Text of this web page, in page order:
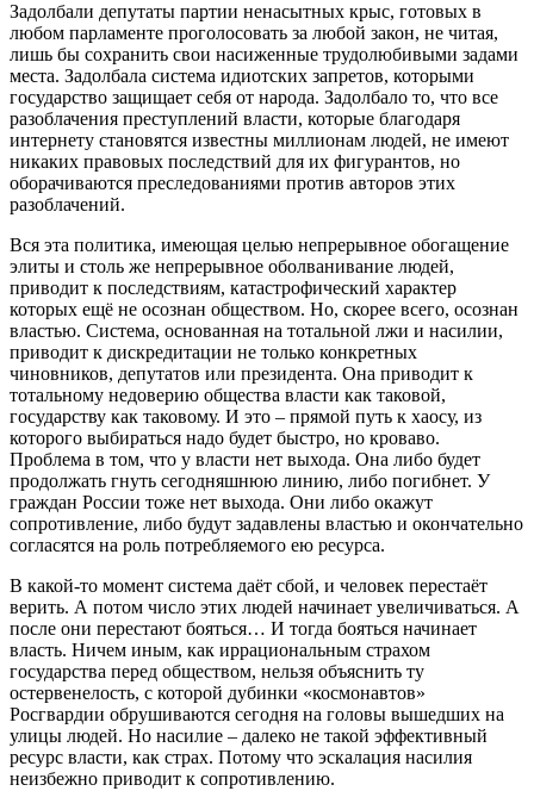
Задолбали депутаты партии ненасытных крыс, готовых в
любом парламенте проголосовать за любой закон, не читая,
лишь бы сохранить свои насиженные трудолюбивыми задами
места. Задолбала система идиотских запретов, которыми
государство защищает себя от народа. Задолбало то, что все
разоблачения преступлений власти, которые благодаря
интернету становятся известны миллионам людей, не имеют
никаких правовых последствий для их фигурантов, но
оборачиваются преследованиями против авторов этих
разоблачений.
Вся эта политика, имеющая целью непрерывное обогащение
элиты и столь же непрерывное оболванивание людей,
приводит к последствиям, катастрофический характер
которых ещё не осознан обществом. Но, скорее всего, осознан
властью. Система, основанная на тотальной лжи и насилии,
приводит к дискредитации не только конкретных
чиновников, депутатов или президента. Она приводит к
тотальному недоверию общества власти как таковой,
государству как таковому. И это – прямой путь к хаосу, из
которого выбираться надо будет быстро, но кроваво.
Проблема в том, что у власти нет выхода. Она либо будет
продолжать гнуть сегодняшнюю линию, либо погибнет. У
граждан России тоже нет выхода. Они либо окажут
сопротивление, либо будут задавлены властью и окончательно
согласятся на роль потребляемого ею ресурса.
В какой-то момент система даёт сбой, и человек перестаёт
верить. А потом число этих людей начинает увеличиваться. А
после они перестают бояться… И тогда бояться начинает
власть. Ничем иным, как иррациональным страхом
государства перед обществом, нельзя объяснить ту
остервенелость, с которой дубинки «космонавтов»
Росгвардии обрушиваются сегодня на головы вышедших на
улицы людей. Но насилие – далеко не такой эффективный
ресурс власти, как страх. Потому что эскалация насилия
неизбежно приводит к сопротивлению.